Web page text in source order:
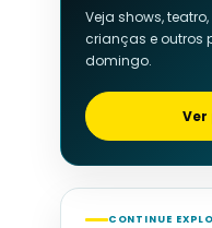
Veja shows,
crianças e outros
domingo.
CONTINUE